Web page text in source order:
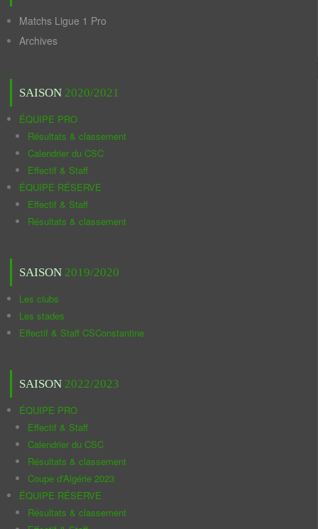
Matchs Ligue 1 Pro
Archives
SAISON 2020/2021
ÉQUIPE PRO
Résultats & classement
Calendrier du CSC
Effectif & Staff
ÉQUIPE RÉSERVE
Effectif & Staff
Résultats & classement
SAISON 2019/2020
Les clubs
Les stades
Effectif & Staff CSConstantine
SAISON 2022/2023
ÉQUIPE PRO
Effectif & Staff
Calendrier du CSC
Résultats & classement
Coupe d'Algérie 2023
ÉQUIPE RÉSERVE
Résultats & classement